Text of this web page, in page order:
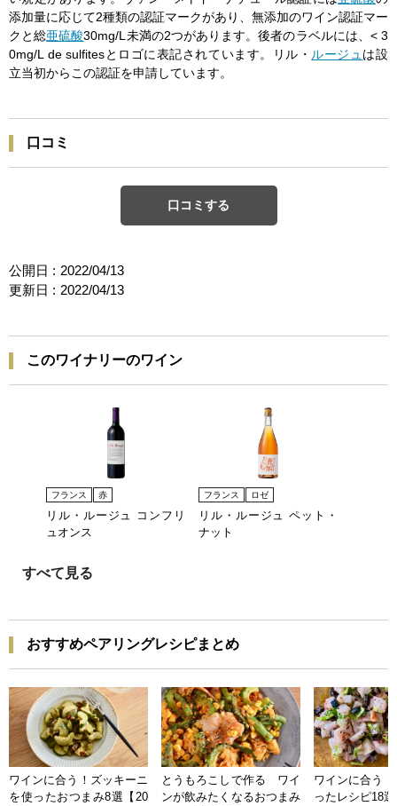
添加量に応じて2種類の認証マークがあり、無添加のワイン認証マー
クと総亜硫酸30mg/L未満の2つがあります。後者のラベルには、< 3
0mg/L de sulfitesとロゴに表記されています。リル・ ルージュは設
立当初からこの認証を申請しています。
口コミ
口コミする
公開日 : 2022/04/13
更新日 : 2022/04/13
このワイナリーのワイン
フランス 赤
リル・ルージュ コンフリ
ュオンス
フランス ロゼ
リル・ルージュ ペット・
ナット
すべて見る
おすすめペアリングレシピまとめ
ワインに合う！ズッキーニ
を使ったおつまみ8選【20
とうもろこしで作る ワイ
ンが飲みたくなるおつまみ
ワインに合う
ったレシピ18